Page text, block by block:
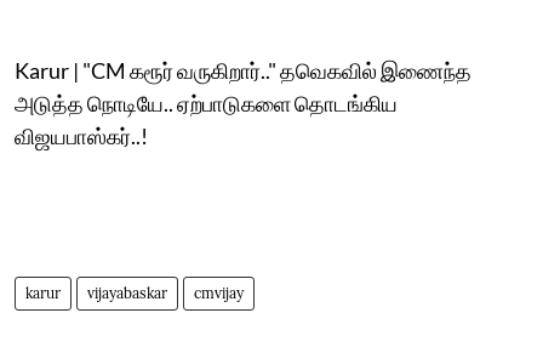
Karur | "CM கரூர் வருகிறார்.." தவெகவில் இணைந்த
அடுத்த நொடியே.. ஏற்பாடுகளை தொடங்கிய
விஜயபாஸ்கர்..!
karur vijayabaskar cmvijay